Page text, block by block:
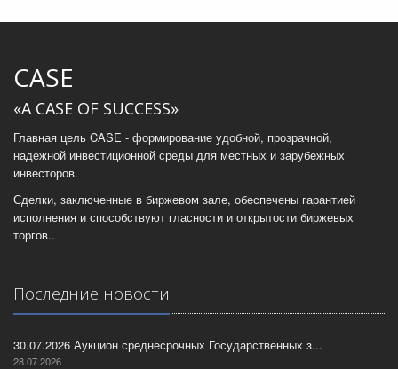
CASE
«A CASE OF SUCCESS»
Главная цель CASE - формирование удобной, прозрачной,
надежной инвестиционной среды для местных и зарубежных
инвесторов.
Сделки, заключенные в биржевом зале, обеспечены гарантией
исполнения и способствуют гласности и открытости биржевых
торгов..
Последние новости
30.07.2026 Аукцион среднесрочных Государственных з...
28.07.2026